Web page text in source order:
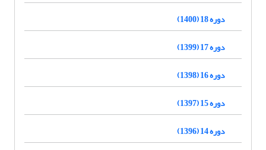
دوره 18 (1400)
دوره 17 (1399)
دوره 16 (1398)
دوره 15 (1397)
دوره 14 (1396)